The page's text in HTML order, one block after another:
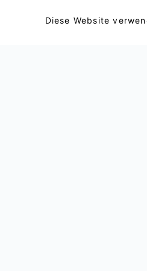
Diese Website